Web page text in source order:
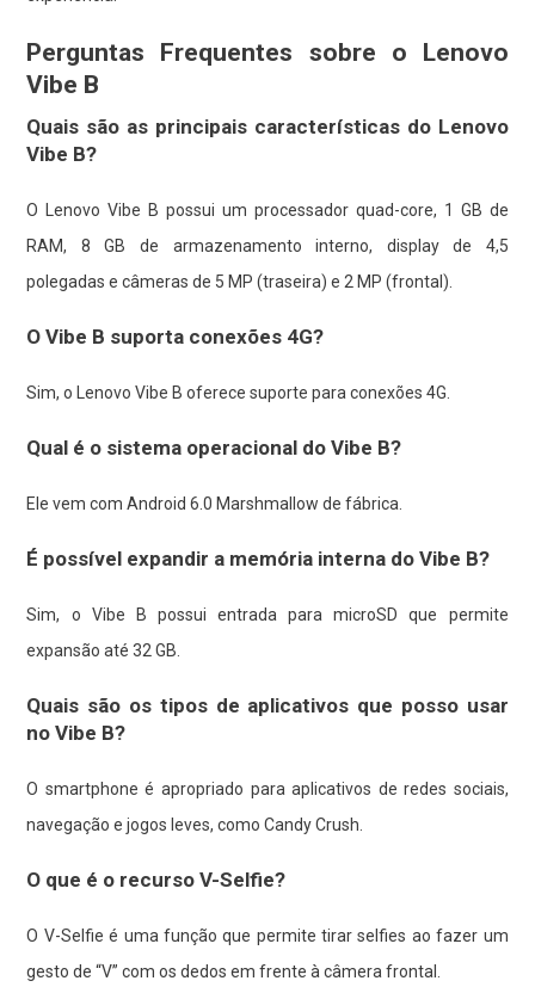
Perguntas Frequentes sobre o Lenovo
Vibe B
Quais são as principais características do Lenovo
Vibe B?
O Lenovo Vibe B possui um processador quad-core, 1 GB de
RAM, 8 GB de armazenamento interno, display de 4,5
polegadas e câmeras de 5 MP (traseira) e 2 MP (frontal).
O Vibe B suporta conexões 4G?
Sim, o Lenovo Vibe B oferece suporte para conexões 4G.
Qual é o sistema operacional do Vibe B?
Ele vem com Android 6.0 Marshmallow de fábrica.
É possível expandir a memória interna do Vibe B?
Sim, o Vibe B possui entrada para microSD que permite
expansão até 32 GB.
Quais são os tipos de aplicativos que posso usar
no Vibe B?
O smartphone é apropriado para aplicativos de redes sociais,
navegação e jogos leves, como Candy Crush.
O que é o recurso V-Selfie?
O V-Selfie é uma função que permite tirar selfies ao fazer um
gesto de “V” com os dedos em frente à câmera frontal.